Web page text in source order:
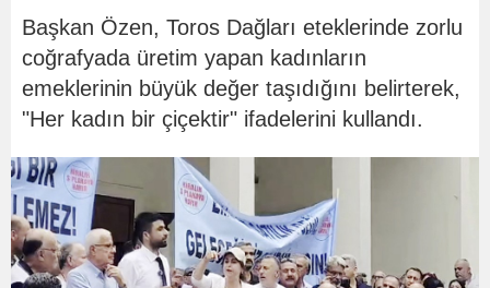
Başkan Özen, Toros Dağları eteklerinde zorlu
coğrafyada üretim yapan kadınların
emeklerinin büyük değer taşıdığını belirterek,
"Her kadın bir çiçektir" ifadelerini kullandı.